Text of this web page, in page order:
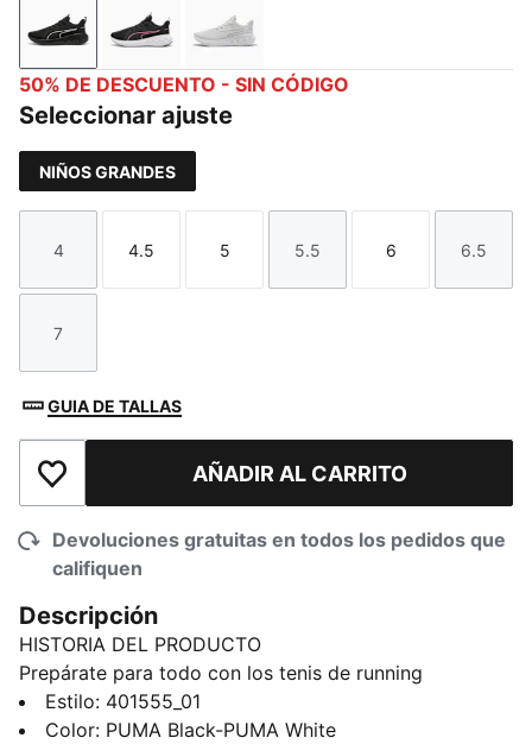
PUMA Black-PUMA White
PUMA Black-Posie Pink-PUMA White
Feather Gray-For All Time Red-
50% DE DESCUENTO - SIN CÓDIGO
Seleccionar ajuste
NIÑOS GRANDES
Talla
4
Talla
4.5
Talla
5
Talla
5.5
Talla
6
Talla
6.5
Talla
7
GUIA DE TALLAS
Añadir a la lista de deseosAÑADIR AL CARRITO
Devoluciones gratuitas en todos los pedidos que
califiquen
Descripción
HISTORIA DEL PRODUCTO
Prepárate para todo con los tenis de running
SOFTRIDE Carson. Con amortiguación SOFTRIDE,
plantilla SOFTFOAM+ y diseño tipo botín para facilitar
Estilo: 401555_01
Color: PUMA Black-PUMA White